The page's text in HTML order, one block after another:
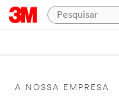
A NOSSA EMPRESA